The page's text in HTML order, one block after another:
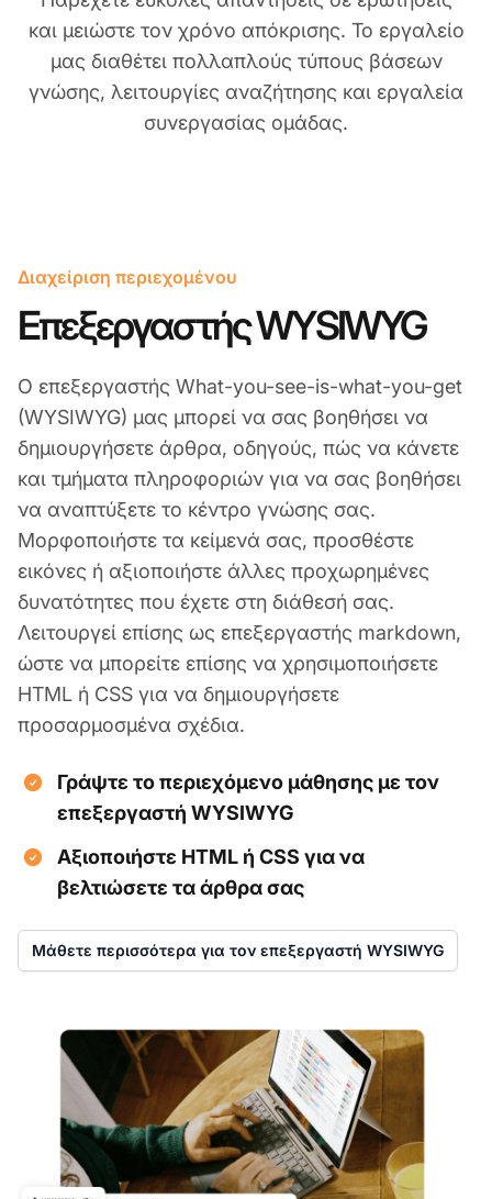
και μειώστε τον χρόνο απόκρισης. Το εργαλείο
μας διαθέτει πολλαπλούς τύπους βάσεων
γνώσης, λειτουργίες αναζήτησης και εργαλεία
συνεργασίας ομάδας.
Διαχείριση περιεχομένου
Επεξεργαστής WYSIWYG
Ο επεξεργαστής What-you-see-is-what-you-get
(WYSIWYG) μας μπορεί να σας βοηθήσει να
δημιουργήσετε άρθρα, οδηγούς, πώς να κάνετε
και τμήματα πληροφοριών για να σας βοηθήσει
να αναπτύξετε το κέντρο γνώσης σας.
Μορφοποιήστε τα κείμενά σας, προσθέστε
εικόνες ή αξιοποιήστε άλλες προχωρημένες
δυνατότητες που έχετε στη διάθεσή σας.
Λειτουργεί επίσης ως επεξεργαστής markdown,
ώστε να μπορείτε επίσης να χρησιμοποιήσετε
HTML ή CSS για να δημιουργήσετε
προσαρμοσμένα σχέδια.
Γράψτε το περιεχόμενο μάθησης με τον
επεξεργαστή WYSIWYG
Αξιοποιήστε HTML ή CSS για να
βελτιώσετε τα άρθρα σας
Μάθετε περισσότερα για τον επεξεργαστή WYSIWYG